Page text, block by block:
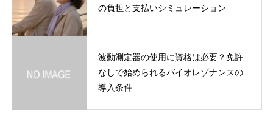
の負担と支払いシミュレーション
波動測定器の使用に資格は必要？免許
なしで始められるバイオレゾナンスの
導入条件